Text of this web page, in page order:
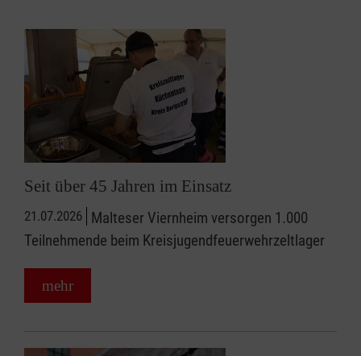
Seit über 45 Jahren im Einsatz
21.07.2026 Malteser Viernheim versorgen 1.000
Teilnehmende beim Kreisjugendfeuerwehrzeltlager
mehr